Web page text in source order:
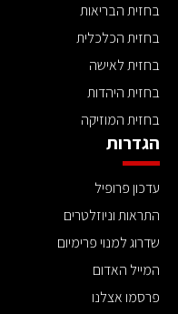
בחזית הבריאות
בחזית הכלכלית
בחזית לאישה
בחזית היהדות
בחזית המוזיקה
הגדרות
עדכון פרופיל
התראות וניוזלטרים
שדרוג למנוי פרימיום
המייל האדום
פרסמו אצלנו